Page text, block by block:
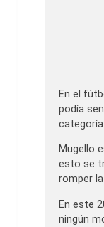
En el
podía
Mugello
esto se
romper
En este
ningún